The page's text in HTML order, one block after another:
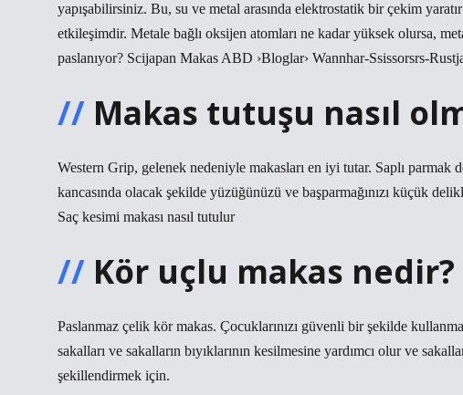
yapışabilirsiniz. Bu, su ve metal arasında elektrostatik bir çekim
etkileşimdir. Metale bağlı oksijen atomları ne kadar yüksek olursa,
paslanıyor? Scijapan Makas ABD ›Bloglar› Wannhar-Ssissorsrs-
Makas tutuşu nasıl
Western Grip, gelenek nedeniyle makasları en iyi tutar. Saplı parmak
kancasında olacak şekilde yüzüğünüzü ve başparmağınızı küçük
Saç kesimi makası nasıl tutulur
Kör uçlu makas nedir?
Paslanmaz çelik kör makas. Çocuklarınızı güvenli bir şekilde
sakalları ve sakalların bıyıklarının kesilmesine yardımcı olur ve
şekillendirmek için.